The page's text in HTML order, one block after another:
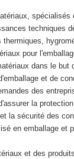
spécialisés
techniques
pour
dans le but
et de
des
la
la sécurité des
en emballage et
et des